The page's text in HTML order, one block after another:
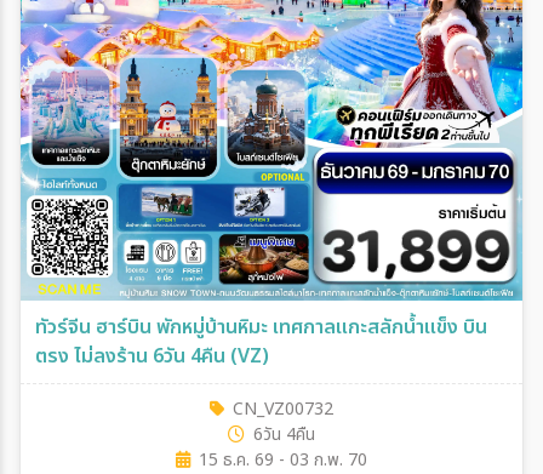
ทัวร์จีน ฮาร์บิน พักหมู่บ้านหิมะ เทศกาลแกะสลักน้ำแข็ง บิน
ตรง ไม่ลงร้าน 6วัน 4คืน (VZ)
CN_VZ00732
6วัน 4คืน
15 ธ.ค. 69 - 03 ก.พ. 70